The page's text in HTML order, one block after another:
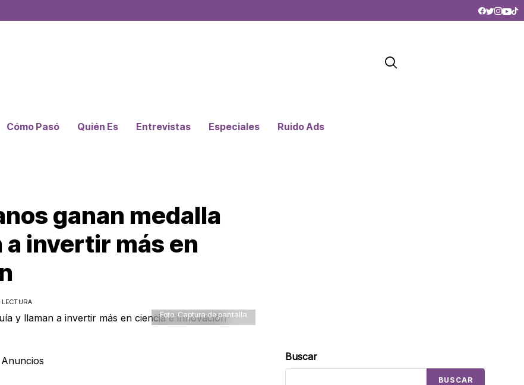
Cómo Pasó Quién Es Entrevistas Especiales Ruido Ads
ganan medalla
a invertir más en
Foto. Captura de pantalla
Anuncios Buscar
BUSCAR